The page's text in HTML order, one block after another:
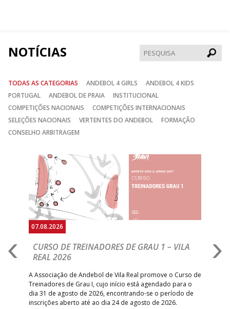
NOTÍCIAS
TODAS AS CATEGORIAS ANDEBOL 4 GIRLS
ANDEBOL 4 KIDS
PORTUGAL
ANDEBOL DE PRAIA
INSTITUCIONAL
COMPETIÇÕES NACIONAIS
COMPETIÇÕES INTERNACIONAIS
SELEÇÕES NACIONAIS
VERTENTES DO ANDEBOL
FORMAÇÃO
CONSELHO ARBITRAGEM
07.08.2026
CURSO DE TREINADORES DE GRAU 1 – VILA
REAL 2026
A Associação de Andebol de Vila Real promove o Curso de
Treinadores de Grau I, cujo início está agendado para o
dia 31 de agosto de 2026, encontrando-se o período de
inscrições aberto até ao dia 24 de agosto de 2026.
Anterior